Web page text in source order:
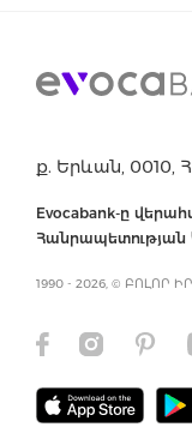
ք. Երևան, 0010,
Evocabank-ը
Հանրապետության
1990 - 2026, © ԲՈԼՈՐ